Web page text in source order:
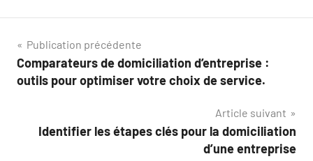
Navigation
de
Publication précédente
Comparateurs de domiciliation d’entreprise :
outils pour optimiser votre choix de service.
Article suivant
Identifier les étapes clés pour la domiciliation
d’une entreprise